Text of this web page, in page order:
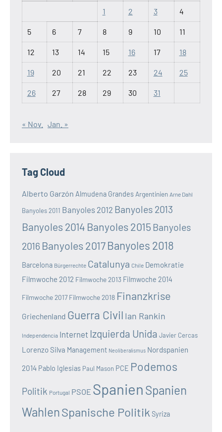
1 2 3 4
5 6 7 8 9 10 11
12 13 14 15 16 17 18
19 20 21 22 23 24 25
26 27 28 29 30 31
« Nov. Jan. »
Tag Cloud
Alberto Garzón Almudena Grandes Argentinien Arne Dahl
Banyoles 2011 Banyoles 2012 Banyoles 2013
Banyoles 2014 Banyoles 2015 Banyoles
2016 Banyoles 2017 Banyoles 2018
Barcelona Bürgerrechte Catalunya Chile Demokratie
Filmwoche 2012 Filmwoche 2013 Filmwoche 2014
Filmwoche 2017 Filmwoche 2018 Finanzkrise
Griechenland Guerra Civil Ian Rankin
Independencia Internet Izquierda Unida Javier Cercas
Lorenzo Silva Management Neoliberalismus Nordspanien
2014 Pablo Iglesias Paul Mason PCE Podemos
Politik Portugal PSOE Spanien Spanien
WahlenSpanische Politik Syriza